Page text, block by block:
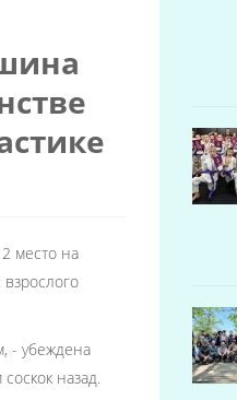
место на
- убеждена
назад.